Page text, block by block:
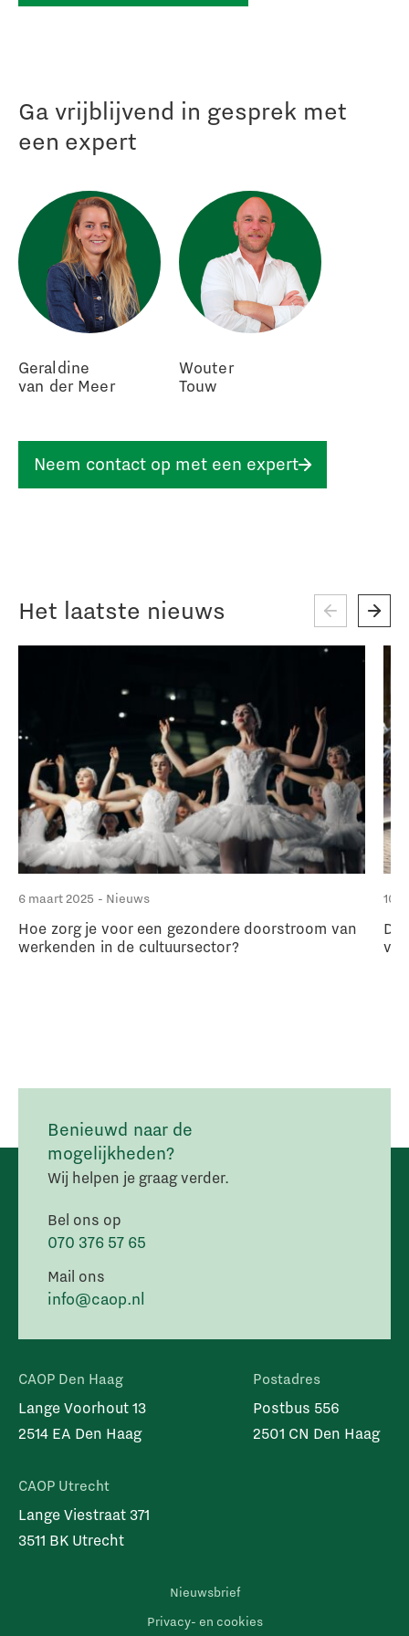
Ga vrijblijvend in gesprek met
een expert
Geraldine
van der Meer
Wouter
Touw
Neem contact op met een expert
Het laatste nieuws
6 maart 2025 - Nieuws
Hoe zorg je voor een gezondere doorstroom van
werkenden in de cultuursector?
10
Benieuwd naar de
mogelijkheden?
Wij helpen je graag verder.
Bel ons op
070 376 57 65
Mail ons
info@caop.nl
CAOP Den Haag
Lange Voorhout 13
2514 EA Den Haag
CAOP Utrecht
Lange Viestraat 371
3511 BK Utrecht
Postadres
Postbus 556
2501 CN Den Haag
Nieuwsbrief
Privacy- en cookies